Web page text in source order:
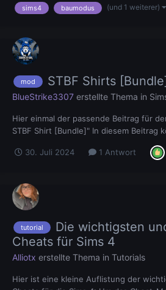
besser klarkommen kann. Gerne lasse
sims4 baumodus (und 1 weiterer)
mod STBF Shirts
BlueStrike3307 erstellte Thema in
Hier einmal der passende Beitrag für
STBF Shirt [Bundle]" In diesem Beitrag
30. Juli 2024
1 Antwort
tutorial
Die wichtigsten
Cheats für Sims 4
Alliotx erstellte Thema in Tutorials
Hier ist eine kleine Auflistung der